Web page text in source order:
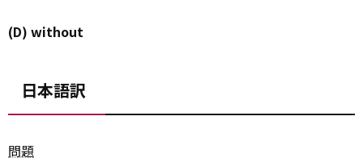
(D) without
日本語訳
問題